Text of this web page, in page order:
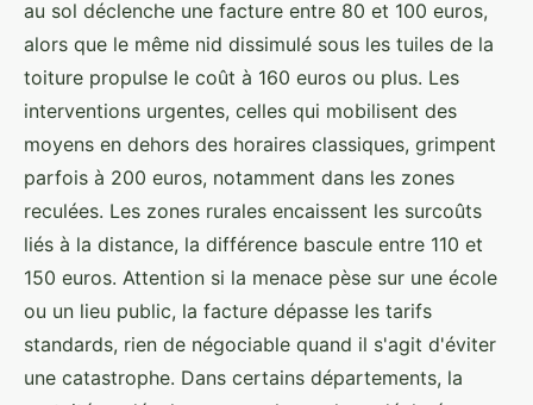
au sol déclenche une facture entre 80 et 100 euros,
alors que le même nid dissimulé sous les tuiles de la
toiture propulse le coût à 160 euros ou plus. Les
interventions urgentes, celles qui mobilisent des
moyens en dehors des horaires classiques, grimpent
parfois à 200 euros, notamment dans les zones
reculées. Les zones rurales encaissent les surcoûts
liés à la distance, la différence bascule entre 110 et
150 euros. Attention si la menace pèse sur une école
ou un lieu public, la facture dépasse les tarifs
standards, rien de négociable quand il s'agit d'éviter
une catastrophe. Dans certains départements, la